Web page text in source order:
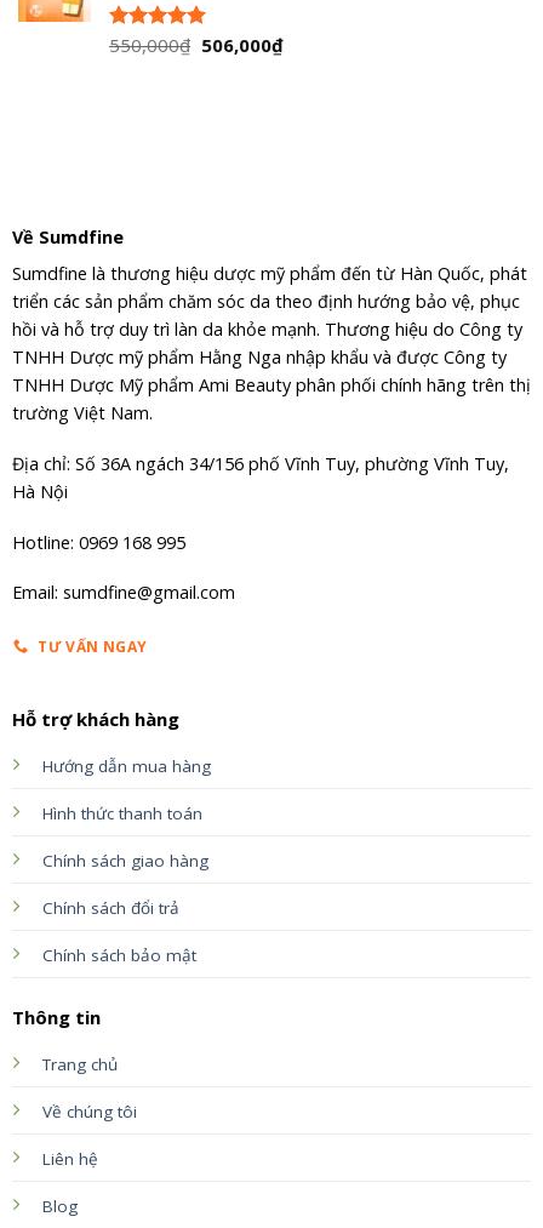
Được xếp
550,000₫ Giá
506,000₫Giá
Về Sumdfine
Sumdfine là thương hiệu dược mỹ phẩm đến từ Hàn Quốc, phát
triển các sản phẩm chăm sóc da theo định hướng bảo vệ, phục
hồi và hỗ trợ duy trì làn da khỏe mạnh. Thương hiệu do Công ty
TNHH Dược mỹ phẩm Hằng Nga nhập khẩu và được Công ty
TNHH Dược Mỹ phẩm Ami Beauty phân phối chính hãng trên thị
trường Việt Nam.
Địa chỉ: Số 36A ngách 34/156 phố Vĩnh Tuy, phường Vĩnh Tuy,
Hà Nội
Hotline: 0969 168 995
Email: sumdfine@gmail.com
TƯ VẤN NGAY
Hỗ trợ khách hàng
Hướng dẫn mua hàng
Hình thức thanh toán
Chính sách giao hàng
Chính sách đổi trả
Chính sách bảo mật
Thông tin
Trang chủ
Về chúng tôi
Liên hệ
Blog